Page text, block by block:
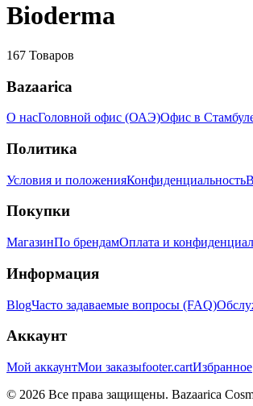
Bioderma
167 Товаров
Bazaarica
О насГоловной офис (ОАЭ)Офис в
Политика
Условия и положенияКонфиденциальность
Покупки
МагазинПо брендамОплата и
Информация
BlogЧасто задаваемые вопросы (FAQ)
Аккаунт
Мой аккаунтМои заказыfooter.cartИзбранное
© 2026 Все права защищены. Bazaarica